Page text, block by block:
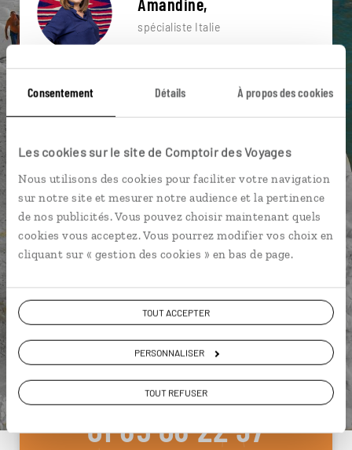
Consentement Détails À propos des cookies
Les cookies sur le site de Comptoir des Voyages
Nous utilisons des cookies pour faciliter votre navigation
sur notre site et mesurer notre audience et la pertinence
de nos publicités. Vous pouvez choisir maintenant quels
cookies vous acceptez. Vous pourrez modifier vos choix en
cliquant sur « gestion des cookies » en bas de page.
TOUT ACCEPTER
PERSONNALISER
TOUT REFUSER
spécialiste Italie
Suivez vos envies et demandez conseils à nos
spécialistes
Ils sauront organiser votre itinéraire au plus
connectés en agence, mais aussi par email ou
téléphone.
Vous gardez le même interlocuteur avant,
pendant et après votre voyage.
Construisez votre voyage avec un spécialiste Italie
01 85 08 22 97